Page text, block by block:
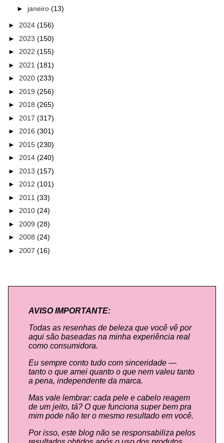
► janeiro (13)
► 2024 (156)
► 2023 (150)
► 2022 (155)
► 2021 (181)
► 2020 (233)
► 2019 (256)
► 2018 (265)
► 2017 (317)
► 2016 (301)
► 2015 (230)
► 2014 (240)
► 2013 (157)
► 2012 (101)
► 2011 (33)
► 2010 (24)
► 2009 (28)
► 2008 (24)
► 2007 (16)
AVISO IMPORTANTE:
Todas as resenhas de beleza que você vê por
aqui são baseadas na minha experiência real
como consumidora.
Eu sempre conto tudo com sinceridade —
tanto o que amei quanto o que nem valeu tanto
a pena, independente da marca.
Mas vale lembrar: cada pele e cabelo reagem
de um jeito, tá? O que funciona super bem pra
mim pode não ter o mesmo resultado em você.
Por isso, este blog não se responsabiliza pelos